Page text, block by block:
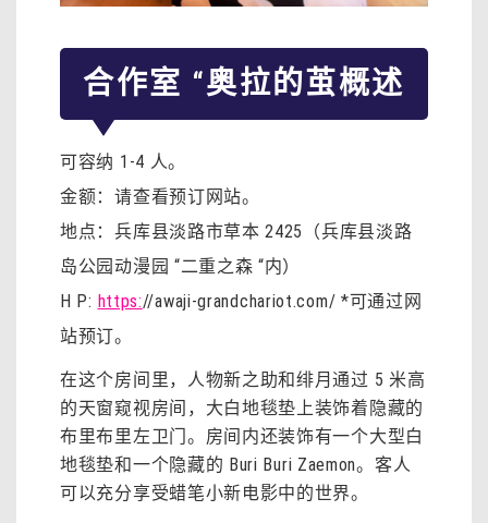
合作室 “奥拉的茧概述
可容纳 1-4 人。
金额：请查看预订网站。
地点：兵库县淡路市草本 2425（兵库县淡路
岛公园动漫园 “二重之森 “内）
H P: https://awaji-grandchariot.com/ *可通过网
站预订。
在这个房间里，人物新之助和绯月通过 5 米高
的天窗窥视房间，大白地毯垫上装饰着隐藏的
布里布里左卫门。房间内还装饰有一个大型白
地毯垫和一个隐藏的 Buri Buri Zaemon。客人
可以充分享受蜡笔小新电影中的世界。